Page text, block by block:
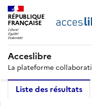
RÉPUBLIQUE
FRANÇAISE
Acceslibre
La plateforme
Liste des résultats